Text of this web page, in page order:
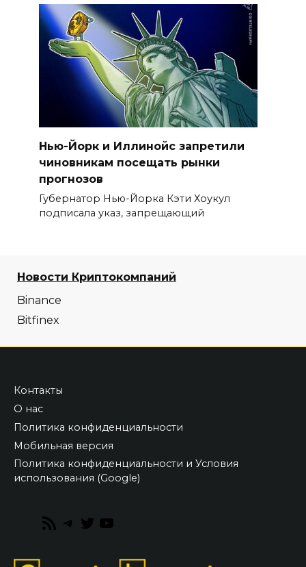
Нью-Йорк и Иллинойс запретили
чиновникам посещать рынки
прогнозов
Губернатор Нью-Йорка Кэти Хоукул
подписала указ, запрещающий
Новости Криптокомпаний
Binance
Bitfinex
Контакты
О нас
Политика конфиденциальности
Мобильная версия
Политика конфиденциальности и Условия
использования (Google)
RSS
Telegram
Twitter